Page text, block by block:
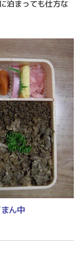
泊まっても仕方な
ん中